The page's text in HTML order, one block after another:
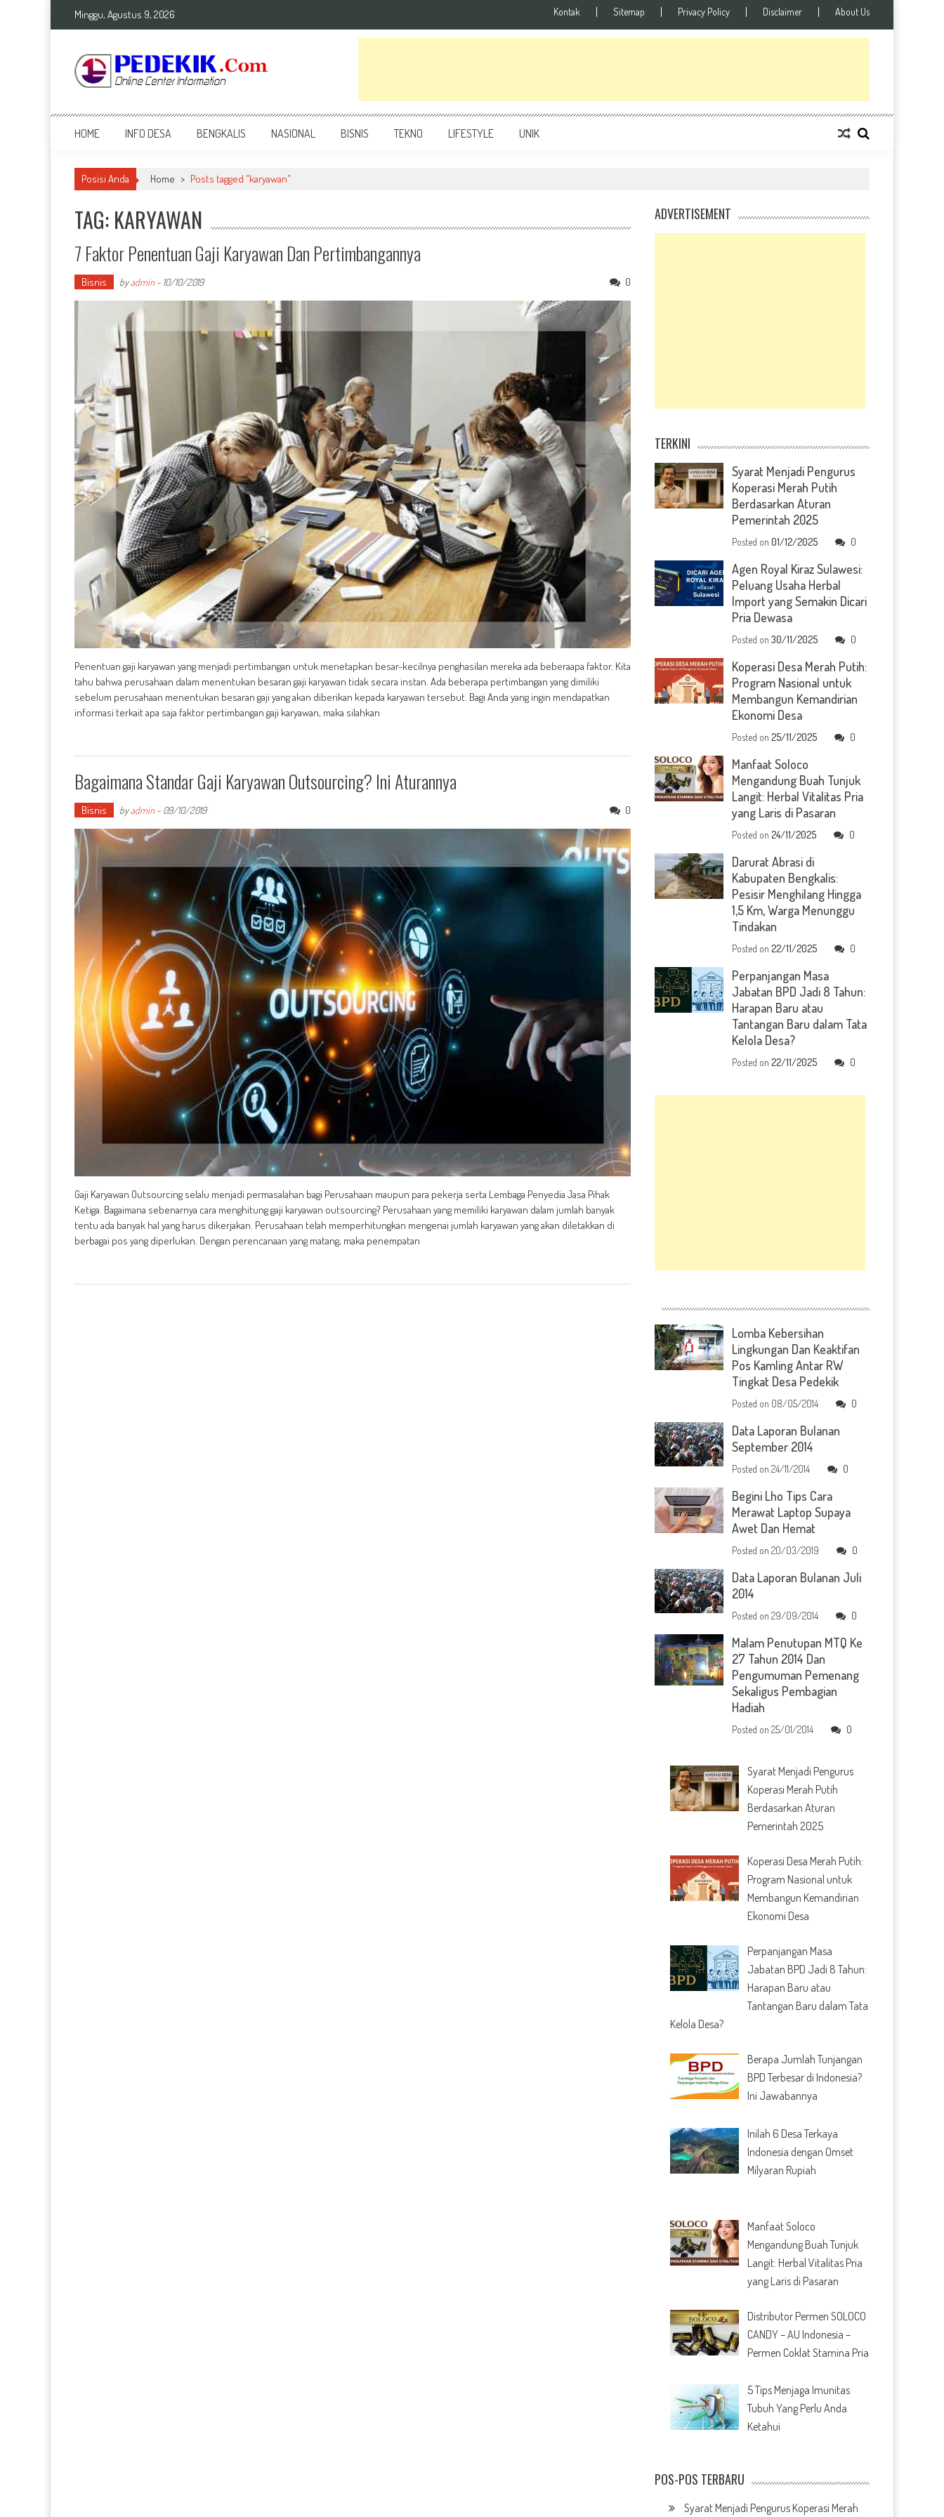
Minggu, Agustus 9, 2026 Kontak Sitemap Privacy Policy Disclaimer About Us
Top Info
HOME INFO DESA BENGKALIS NASIONAL BISNIS TEKNO LIFESTYLE UNIK
Posisi Anda Home > Posts tagged "karyawan"
TAG: KARYAWAN
7 Faktor Penentuan Gaji Karyawan Dan Pertimbangannya
Bisnis byadmin - 10/10/2019 0
Penentuan gaji karyawan yang menjadi pertimbangan untuk menetapkan besar-kecilnya penghasilan mereka ada beberaapa faktor. Kita
tahu bahwa perusahaan dalam menentukan besaran gaji karyawan tidak secara instan. Ada beberapa pertimbangan yang dimiliki
sebelum perusahaan menentukan besaran gaji yang akan diberikan kepada karyawan tersebut. Bagi Anda yang ingin mendapatkan
informasi terkait apa saja faktor pertimbangan gaji karyawan, maka silahkan
Bagaimana Standar Gaji Karyawan Outsourcing? Ini Aturannya
Bisnis byadmin - 09/10/2019 0
Gaji Karyawan Outsourcing selalu menjadi permasalahan bagi Perusahaan maupun para pekerja serta Lembaga Penyedia Jasa Pihak
Ketiga. Bagaimana sebenarnya cara menghitung gaji karyawan outsourcing? Perusahaan yang memiliki karyawan dalam jumlah banyak
tentu ada banyak hal yang harus dikerjakan. Perusahaan telah memperhitungkan mengenai jumlah karyawan yang akan diletakkan di
berbagai pos yang diperlukan. Dengan perencanaan yang matang, maka penempatan
ADVERTISEMENT
TERKINI
Syarat Menjadi Pengurus
Koperasi Merah Putih
Berdasarkan Aturan
Pemerintah 2025
Posted on01/12/2025 0
Agen Royal Kiraz Sulawesi:
Peluang Usaha Herbal
Import yang Semakin Dicari
Pria Dewasa
Posted on30/11/2025 0
Koperasi Desa Merah Putih:
Program Nasional untuk
Membangun Kemandirian
Ekonomi Desa
Posted on25/11/2025 0
Manfaat Soloco
Mengandung Buah Tunjuk
Langit: Herbal Vitalitas Pria
yang Laris di Pasaran
Posted on24/11/2025 0
Darurat Abrasi di
Kabupaten Bengkalis:
Pesisir Menghilang Hingga
1,5 Km, Warga Menunggu
Tindakan
Posted on22/11/2025 0
Perpanjangan Masa
Jabatan BPD Jadi 8 Tahun:
Harapan Baru atau
Tantangan Baru dalam Tata
Kelola Desa?
Posted on22/11/2025 0
Lomba Kebersihan
Lingkungan Dan Keaktifan
Pos Kamling Antar RW
Tingkat Desa Pedekik
Posted on 08/05/2014 0
Data Laporan Bulanan
September 2014
Posted on24/11/2014 0
Begini Lho Tips Cara
Merawat Laptop Supaya
Awet Dan Hemat
Posted on20/03/2019 0
Data Laporan Bulanan Juli
2014
Posted on29/09/2014 0
Malam Penutupan MTQ Ke
27 Tahun 2014 Dan
Pengumuman Pemenang
Sekaligus Pembagian
Hadiah
Posted on25/01/2014 0
Syarat Menjadi Pengurus
Koperasi Merah Putih
Berdasarkan Aturan
Pemerintah 2025
Koperasi Desa Merah Putih:
Program Nasional untuk
Membangun Kemandirian
Ekonomi Desa
Perpanjangan Masa
Jabatan BPD Jadi 8 Tahun:
Harapan Baru atau
Tantangan Baru dalam Tata
Kelola Desa?
Berapa Jumlah Tunjangan
BPD Terbesar di Indonesia?
Ini Jawabannya
Inilah 6 Desa Terkaya
Indonesia dengan Omset
Milyaran Rupiah
Manfaat Soloco
Mengandung Buah Tunjuk
Langit: Herbal Vitalitas Pria
yang Laris di Pasaran
Distributor Permen SOLOCO
CANDY – AU Indonesia –
Permen Coklat Stamina Pria
5 Tips Menjaga Imunitas
Tubuh Yang Perlu Anda
Ketahui
POS-POS TERBARU
Syarat Menjadi Pengurus Koperasi Merah